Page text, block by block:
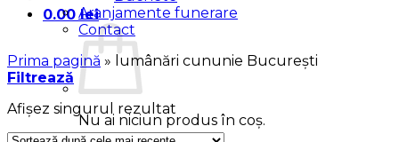
0.00lei
Nu ai niciun produs în coș.
Aranjamente funerare
Contact
Prima pagină » lumânări cununie București
Filtrează
Afișez singurul rezultat